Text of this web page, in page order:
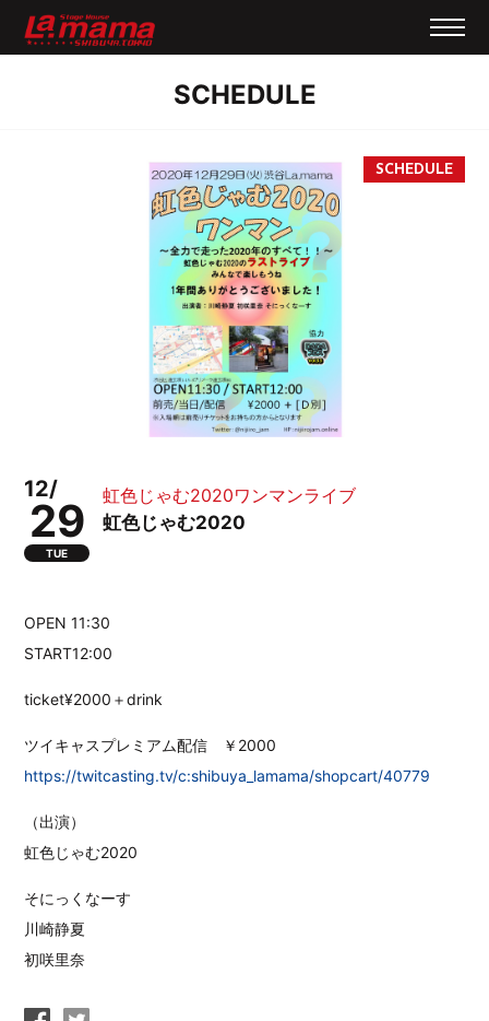
SCHEDULE
12/
29
TUE
虹色じゃむ2020ワンマンライブ
虹色じゃむ2020
OPEN 11:30
START12:00
ticket¥2000＋drink
ツイキャスプレミアム配信 ￥2000
https://twitcasting.tv/c:shibuya_lamama/shopcart/40779
（出演）
虹色じゃむ2020
そにっくなーす
川崎静夏
初咲里奈